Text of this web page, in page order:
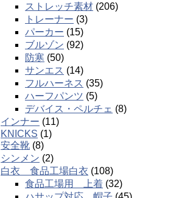
ストレッチ素材 (206)
トレーナー (3)
パーカー (15)
ブルゾン (92)
防寒 (50)
サンエス (14)
フルハーネス (35)
ハーフパンツ (5)
デバイス・ペルチェ (8)
インナー (11)
KNICKS (1)
安全靴 (8)
シンメン (2)
白衣 食品工場白衣 (108)
食品工場用 上着 (32)